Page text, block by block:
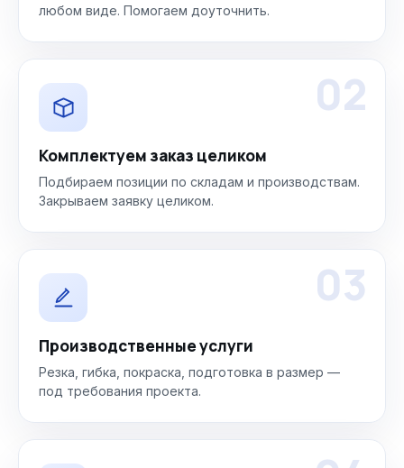
любом виде. Помогаем доуточнить.
02
Комплектуем заказ целиком
Подбираем позиции по складам и производствам.
Закрываем заявку целиком.
03
Производственные услуги
Резка, гибка, покраска, подготовка в размер —
под требования проекта.